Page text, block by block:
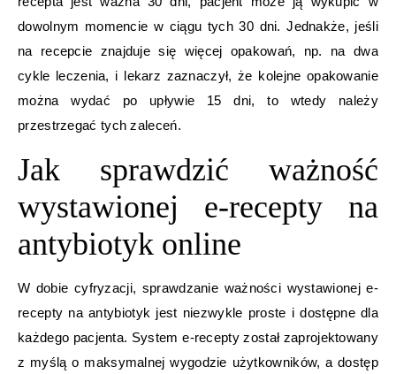
dowolnym momencie w ciągu tych 30 dni. Jednakże, jeśli
na recepcie znajduje się więcej opakowań, np. na dwa
cykle leczenia, i lekarz zaznaczył, że kolejne opakowanie
można wydać po upływie 15 dni, to wtedy należy
przestrzegać tych zaleceń.
Jak sprawdzić ważność
wystawionej e-recepty na
antybiotyk online
W dobie cyfryzacji, sprawdzanie ważności wystawionej e-
recepty na antybiotyk jest niezwykle proste i dostępne dla
każdego pacjenta. System e-recepty został zaprojektowany
z myślą o maksymalnej wygodzie użytkowników, a dostęp